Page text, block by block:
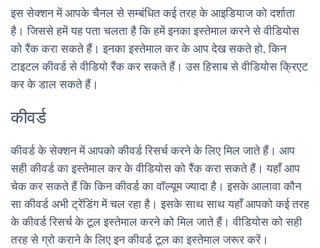
इस सेक्शन में आपके चैनल से सम्बंधित कई तरह के आइडियाज को दर्शाता
है। जिससे हमें यह पता चलता है कि हमें इनका इस्तेमाल करने से वीडियोस
को रैंक करा सकते हैं। इनका इस्तेमाल कर के आप देख सकते हो, किन
टाइटल कीवर्ड से वीडियो रैंक कर सकते हैं। उस हिसाब से वीडियोस क्रिएट
कर के डाल सकते हैं।
कीवर्ड
कीवर्ड के सेक्शन में आपको कीवर्ड रिसर्च करने के लिए मिल जाते हैं। आप
सही कीवर्ड का इस्तेमाल कर के वीडियोस को रैंक करा सकते हैं। यहाँ आप
चेक कर सकते हैं कि किन कीवर्ड का वॉल्यूम ज्यादा है। इसके आलावा कौन
सा कीवर्ड अभी ट्रेंडिंग में चल रहा है। इसके साथ साथ यहाँ आपको कई तरह
के कीवर्ड रिसर्च के टूल इस्तेमाल करने को मिल जाते हैं। वीडियोस को सही
तरह से ग्रो कराने के लिए इन कीवर्ड टूल का इस्तेमाल जरूर करें।